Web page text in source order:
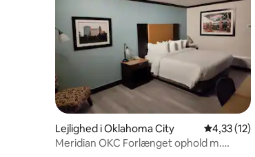
Lejlighed i Oklahoma City 4,33 ud af
4,33 (12)
Meridian OKC Forlænget ophold m.